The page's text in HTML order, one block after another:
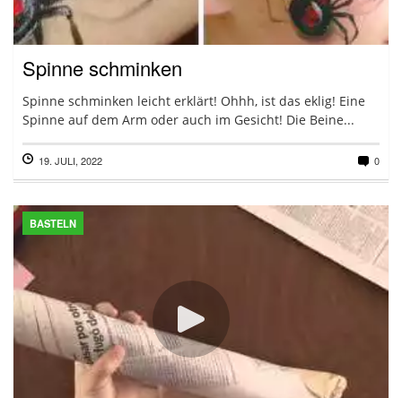
Spinne schminken
Spinne schminken leicht erklärt! Ohhh, ist das eklig! Eine
Spinne auf dem Arm oder auch im Gesicht! Die Beine...
19. JULI, 2022 0
BASTELN